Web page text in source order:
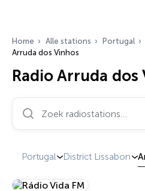
Home Alle stations Portugal
Arruda dos Vinhos
Radio Arruda dos
Portugal District Lissabon